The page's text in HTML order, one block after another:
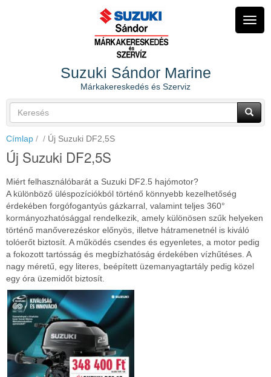
Suzuki Sándor Marine
Márkakereskedés és Szerviz
Keresés
űrlap
Keresés
Címlap
Új Suzuki DF2,5S
Új Suzuki DF2,5S
Miért felhasználóbarát a Suzuki DF2.5 hajómotor?
A különböző üléspozíciókból történő könnyebb kezelhetőség
érdekében forgófogantyús gázkarral, valamint teljes 360°
kormányozhatósággal rendelkezik, amely különösen szűk helyeken
történő manőverezéskor előnyös, illetve hátramenetnél is kiváló
tolóerőt biztosít. A működés csendes és egyenletes, a motor pedig
a fokozott tartósság és megbízhatóság érdekében vízhűtéses. A
nagy méretű, egy literes, beépített üzemanyagtartály pedig közel
egy óra üzemidőt biztosít.